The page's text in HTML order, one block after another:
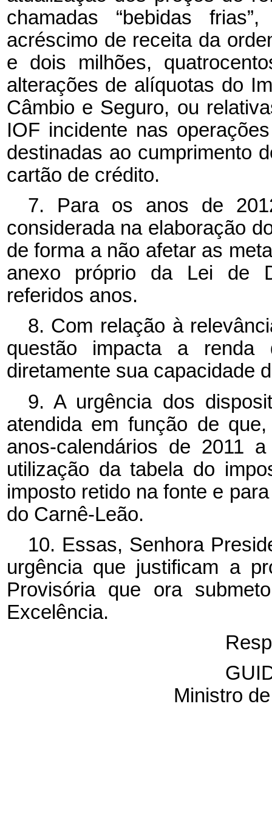
chamadas “bebidas
acréscimo de receita da
e dois milhões,
alterações de alíquotas do
Câmbio e Seguro, ou
IOF incidente nas
destinadas ao cumprimento
cartão de crédito.
7. Para os anos de
considerada na elaboração
de forma a não afetar as
anexo próprio da Lei de
referidos anos.
8. Com relação à
questão impacta a renda
diretamente sua capacidade
9. A urgência dos
atendida em função de
anos-calendários de 2011
utilização da tabela do
imposto retido na fonte e
do Carnê-Leão.
10. Essas, Senhora
urgência que justificam a
Provisória que ora
Excelência.
Ministro